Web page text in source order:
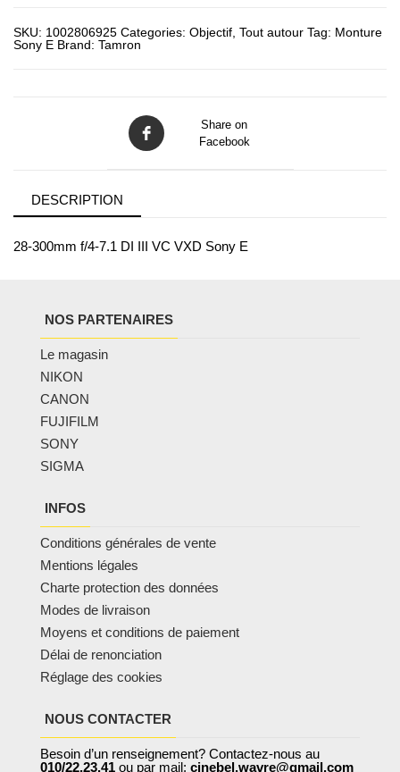
SKU: 1002806925 Categories: Objectif Tout autour Tag: Monture
Sony E Brand: Tamron
Share on
Facebook
DESCRIPTION
28-300mm f/4-7.1 DI III VC VXD Sony E
NOS PARTENAIRES
Le magasin
NIKON
CANON
FUJIFILM
SONY
SIGMA
INFOS
Conditions générales de vente
Mentions légales
Charte protection des données
Modes de livraison
Moyens et conditions de paiement
Délai de renonciation
Réglage des cookies
NOUS CONTACTER
Besoin d’un renseignement? Contactez-nous au
010/22.23.41 ou par mail: cinebel.wavre@gmail.com